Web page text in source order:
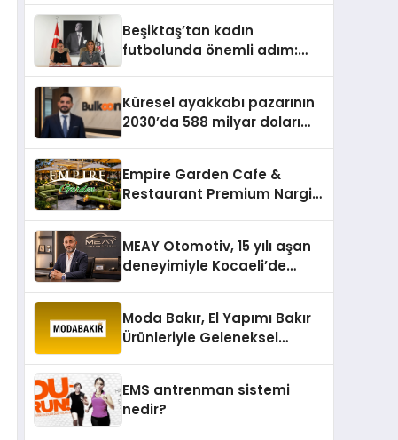
Beşiktaş’tan kadın
futbolunda önemli adım:
Gündoğdu kulüp hafızasını
geleceğe taşıyacak
Küresel ayakkabı pazarının
2030’da 588 milyar doları
Empire Garden Cafe &
Restaurant Premium Nargile
MEAY Otomotiv, 15 yılı aşan
deneyimiyle Kocaeli’de
Moda Bakır, El Yapımı Bakır
Ürünleriyle Geleneksel
EMS antrenman sistemi
nedir?